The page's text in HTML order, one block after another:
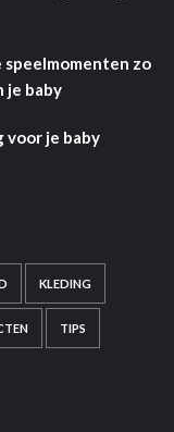
speelmomenten zo
je baby
voor je baby
KLEDING
TIPS